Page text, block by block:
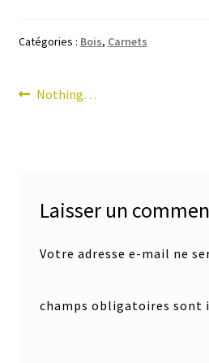
Catégories : Bois, Carnets
Navigation
Article
Nothing…
Laisser un
Votre adresse e-mail ne
champs obligatoires sont